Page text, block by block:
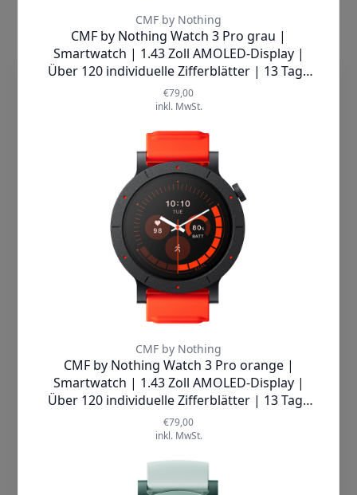
Atemübungenhelfen Ihnen beim
Stressabbau, während
Benachrichtigungen für Nachrichten
dafür sorgen, dass Sie
stets auf dem Laufenden bleiben.
Stoppuhr, Wecker, Wetteranzeige,
TaschenlampeoderFernbedienung
für die Kamera Ihres Smartphones
ergänzen das umfassende
Funktionspaket perfekt.
dieTechnik.de nutzt Cookies, damit wir
unsere Seiten sicher und zuverlässig
Deine Nutzererfahrung einschließlich
relevanter Inhalte und personalisierter
Werbung auf unseren Seiten verbessern
können. Mit Klick auf „Cookies
akzeptieren“ willigst Du zum einen in die
Verwendung von Cookies ein. Zum
anderen holen wir auf diese Weise –
soweit erforderlich – deine Einwilligung in
die auf diesen Cookies basierende
Verarbeitung Deiner Daten ein,
Daten an unsere Marketingpartner
(Dritte). Unsere Marketingpartner
verwenden ebenfalls Cookies und andere
Technologien zur Personalisierung,
Messung und Analyse von
einverstanden bist, beschränken wir uns
auf wesentliche Cookies und